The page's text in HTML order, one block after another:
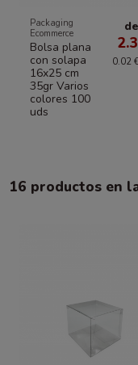
Packaging
Ecommerce
Bolsa plana
con solapa
16x25 cm
35gr Varios
colores 100
uds
0.02
16 productos en